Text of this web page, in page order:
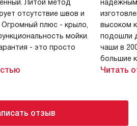
Литой метод
отсутствие швов и
плюс - крыло,
мойки.
- это просто
высоком
подошли
чаши в
большие
сифон и
Читать
отзыв